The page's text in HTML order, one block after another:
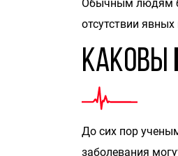
Обычным людям
отсутствии
Каковы
До сих пор
заболевания